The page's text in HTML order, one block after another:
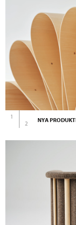
1
2
NYA